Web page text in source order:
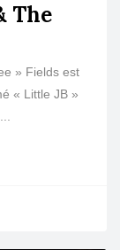
The
» Fields est
« Little JB »